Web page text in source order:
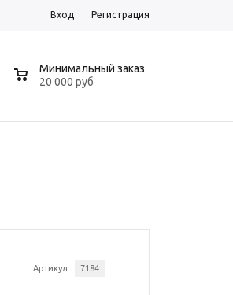
Вход Регистрация
Минимальный заказ
20 000 руб
Артикул 7184